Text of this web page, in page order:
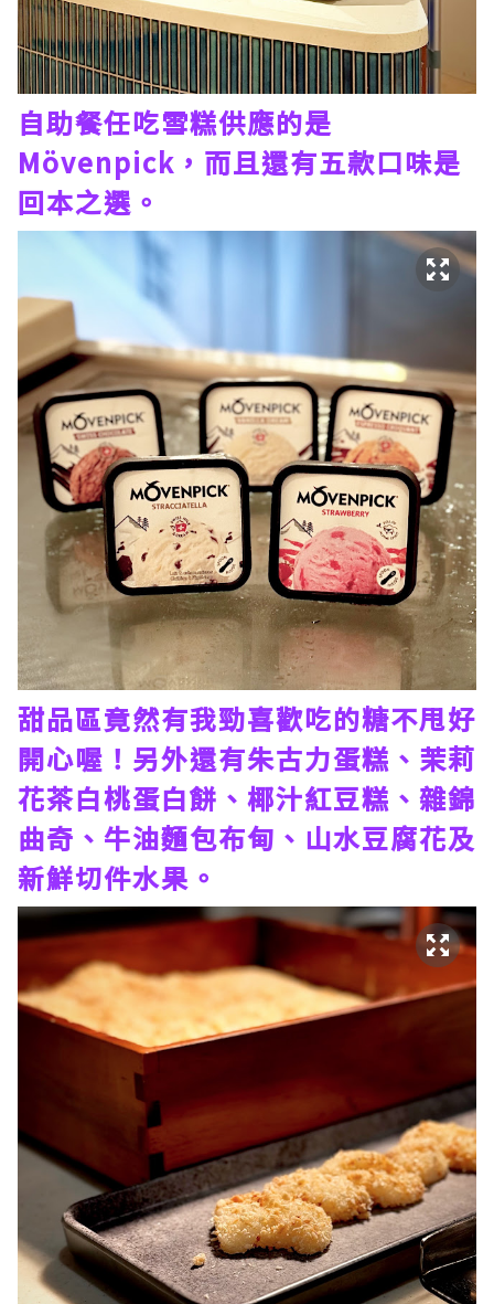
自助餐任吃雪糕供應的是
Mövenpick，而且還有五款口味是
回本之選。
甜品區竟然有我勁喜歡吃的糖不甩好
開心喔！另外還有朱古力蛋糕、茉莉
花茶白桃蛋白餅、椰汁紅豆糕、雜錦
曲奇、牛油麵包布甸、山水豆腐花及
新鮮切件水果。